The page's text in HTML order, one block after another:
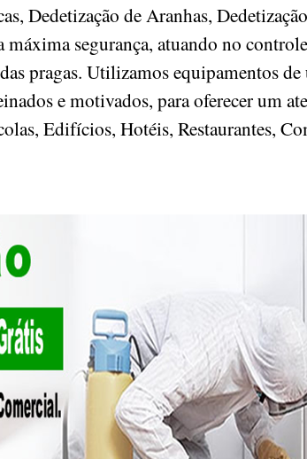
Dedetização de Aranhas,
segurança, atuando no
pragas. Utilizamos equipamentos de
e motivados, para oferecer um
Edifícios, Hotéis, Restaurantes,